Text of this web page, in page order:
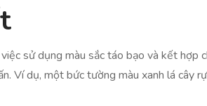
sử dụng màu sắc táo bạo và kết hợp
Ví dụ, một bức tường màu xanh lá cây